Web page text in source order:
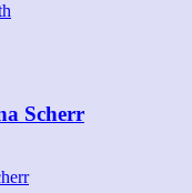
Scherr